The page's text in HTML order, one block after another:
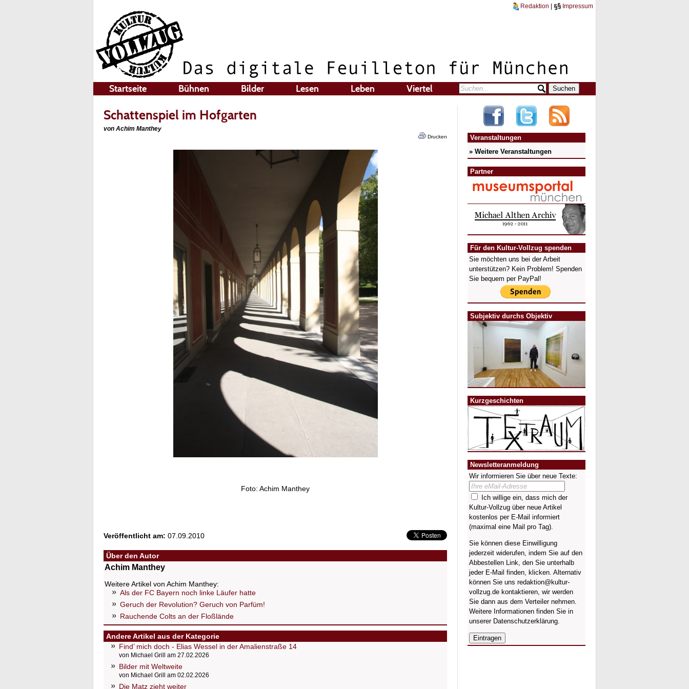
Redaktion Impressum
Startseite Bühnen Bilder Lesen Leben Viertel
Schattenspiel im Hofgarten
von Achim Manthey
Drucken
Foto: Achim Manthey
Veröffentlicht am: 07.09.2010
Über den Autor
Achim Manthey
Weitere Artikel von Achim Manthey:
Als der FC Bayern noch linke Läufer hatte
Geruch der Revolution? Geruch von Parfüm!
Rauchende Colts an der Floßlände
Andere Artikel aus der Kategorie
Find’ mich doch - Elias Wessel in der Amalienstraße 14
von Michael Grill am 27.02.2026
Bilder mit Weltweite
von Michael Grill am 02.02.2026
Die Matz zieht weiter
Veranstaltungen
» Weitere Veranstaltungen
Partner
Für den Kultur-Vollzug spenden
Sie möchten uns bei der Arbeit
unterstützen? Kein Problem! Spenden
Sie bequem per PayPal!
Subjektiv durchs Objektiv
Kurzgeschichten
Newsletteranmeldung
Wir informieren Sie über neue Texte:
Ich willige ein, dass mich der
Kultur-Vollzug über neue Artikel
kostenlos per E-Mail informiert
(maximal eine Mail pro Tag).
Sie können diese Einwilligung
jederzeit widerufen, indem Sie auf den
Abbestellen Link, den Sie unterhalb
jeder E-Mail finden, klicken. Alternativ
können Sie uns redaktion@kultur-
vollzug.de kontaktieren, wir werden
Sie dann aus dem Verteiler nehmen.
Weitere Informationen finden Sie in
unserer Datenschutzerklärung.